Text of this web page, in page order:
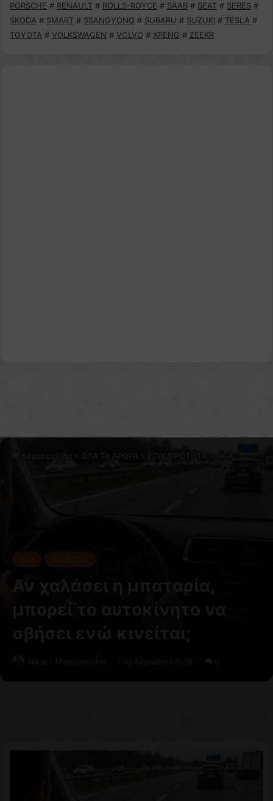
PORSCHE # RENAULT # ROLLS-ROYCE # SAAB # SEAT # SERES #
SKODA # SMART # SSANGYONG # SUBARU # SUZUKI # TESLA #
TOYOTA # VOLKSWAGEN # VOLVO # XPENG # ZEEKR